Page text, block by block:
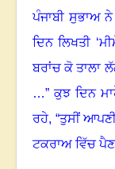
ਪੰਜਾਬੀ ਸੁਭਾਅ
ਦਿਨ ਲਿਖਤੀ
ਬਰਾਂਚ ਕੋ ਤਾਲਾ
…”ਕੁਝ ਦਿਨ
ਰਹੇ, “ਤੁਸੀਂ
ਟਕਰਾਅ ਵਿੱਚ